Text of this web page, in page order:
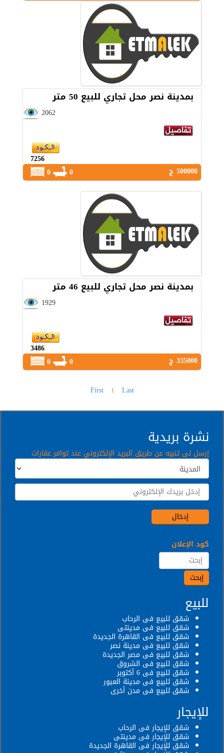
بمدينة نصر محل تجاري للبيع 50 متر
2062
7256
500000 ج
0
بمدينة نصر محل تجاري للبيع 46 متر
1929
3486
335000 ج
0
First 1 Last
نشرة بريدية
إرسل لى تنبيه عن طريق البريد الإلكتروني عند توافر عقارات
كود الإعلان
للبيع
شقق للبيع فى الرحاب
شقق للبيع فى مدينتى
شقق للبيع فى القاهرة الجديدة
شقق للبيع فى مدينة نصر
شقق للبيع فى مصر الجديدة
شقق للبيع فى الشروق
شقق للبيع فى 6 أكتوبر
شقق للبيع فى مدينة العبور
شقق للبيع فى مدن أخرى
للإيجار
شقق للإيجار فى الرحاب
شقق للإيجار فى مدينتى
شقق للإيجار فى القاهرة الجديدة